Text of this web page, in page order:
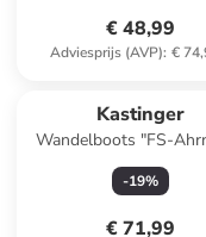
€ 48,99
Adviesprijs (AVP): €
Kastinger
Wandelboots "FS-
Mid KTX" zwart
-19%
€ 71,99